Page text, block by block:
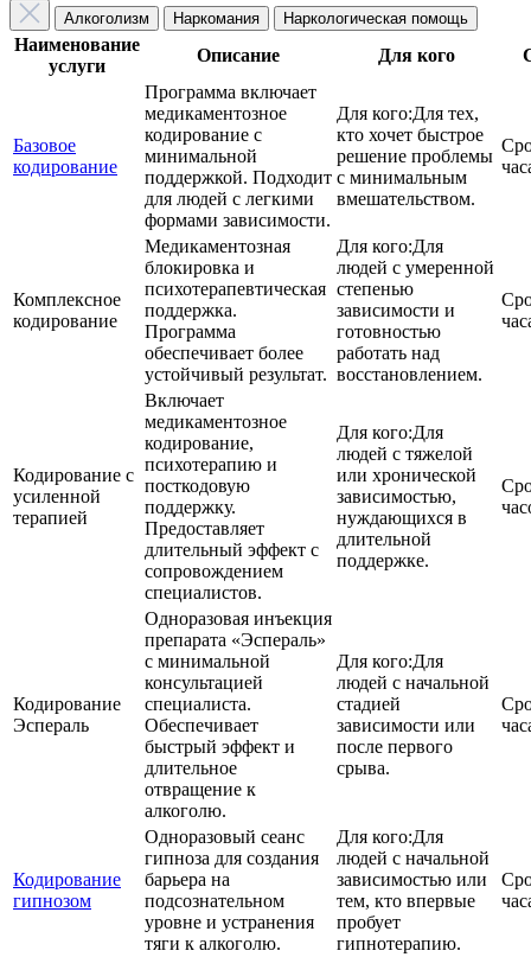
Алкоголизм
Наркомания Наркологическая помощь
Наименование
услуги
Описание Для кого
Базовое
кодирование
Программа включает
медикаментозное
кодирование с
минимальной
поддержкой. Подходит
для людей с легкими
формами зависимости.
Для кого:Для тех,
кто хочет быстрое
решение проблемы
с минимальным
вмешательством.
Комплексное
кодирование
Медикаментозная
блокировка и
психотерапевтическая
поддержка.
Программа
обеспечивает более
устойчивый результат.
Для кого:Для
людей с умеренной
степенью
зависимости и
готовностью
работать над
восстановлением.
Кодирование с
усиленной
терапией
Включает
медикаментозное
кодирование,
психотерапию и
посткодовую
поддержку.
Предоставляет
длительный эффект с
сопровождением
специалистов.
Для кого:Для
людей с тяжелой
или хронической
зависимостью,
нуждающихся в
длительной
поддержке.
Кодирование
Эспераль
Одноразовая инъекция
препарата «Эспераль»
с минимальной
консультацией
специалиста.
Обеспечивает
быстрый эффект и
длительное
отвращение к
алкоголю.
Для кого:Для
людей с начальной
стадией
зависимости или
после первого
срыва.
Кодирование
гипнозом
Одноразовый сеанс
гипноза для создания
барьера на
подсознательном
уровне и устранения
тяги к алкоголю.
Для кого:Для
людей с начальной
зависимостью или
тем, кто впервые
пробует
гипнотерапию.